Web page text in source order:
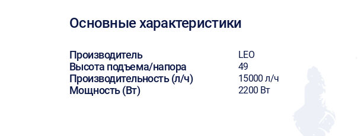
Основные характеристики
Производитель LEO
Высота подъема/напора 49
Производительность (л/ч) 15000 л/ч
Мощность (Вт) 2200 Вт